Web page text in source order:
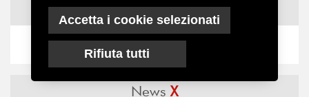
NewsFacebook
NewsX
Accetta i cookie selezionati
Rifiuta tutti